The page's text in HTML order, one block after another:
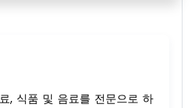
, 식품 및 음료를 전문으로 하